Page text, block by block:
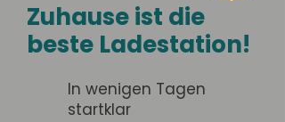
Zuhause ist die
beste Ladestation!
In wenigen Tagen
startklar